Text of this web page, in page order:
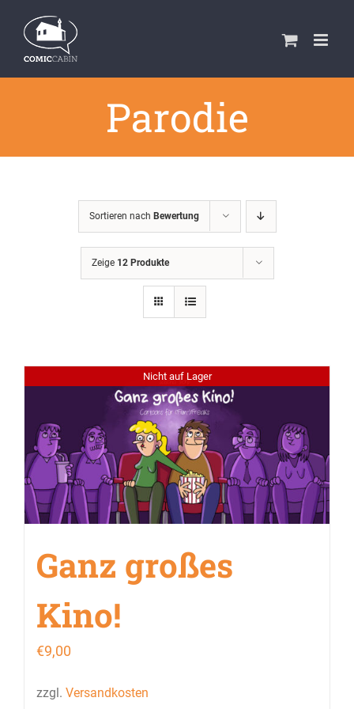
Inhalt
springen
Parodie
Sortieren nach Bewertung
Zeige 12 Produkte
Nicht auf Lager
Ganz großes
Kino!
€9,00
zzgl. Versandkosten